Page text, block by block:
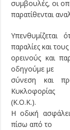
συμβουλές, οι
παρατίθενται
Υπενθυμίζεται
παραλίες και τους
ορεινούς και
οδηγούμε με
σύνεση και
Κυκλοφορίας
(Κ.Ο.Κ.).
Η οδική
πίσω από το